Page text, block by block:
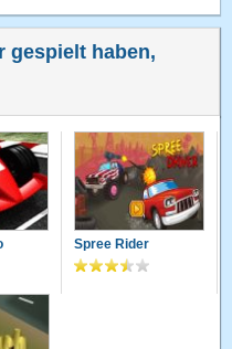
gespielt haben,
Spree Rider